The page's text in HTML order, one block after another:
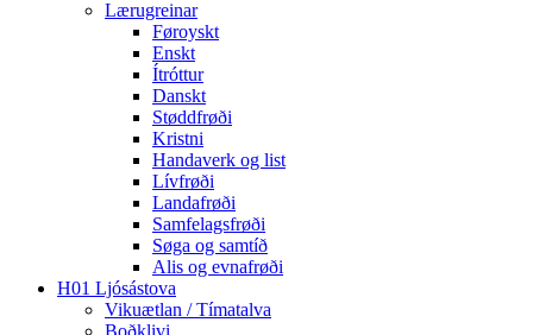
Lærugreinar
Føroyskt
Enskt
Ítróttur
Danskt
Støddfrøði
Kristni
Handaverk og list
Lívfrøði
Landafrøði
Samfelagsfrøði
Søga og samtíð
Alis og evnafrøði
H01 Ljósástova
Vikuætlan / Tímatalva
Boðklivi